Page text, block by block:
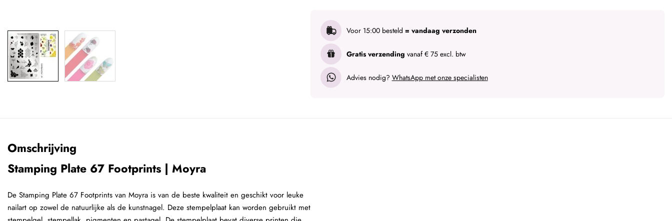
Voor 15:00 besteld = vandaag verzonden
Gratis verzending vanaf € 75 excl. btw
Advies nodig? WhatsApp met onze specialisten
Omschrijving
Stamping Plate 67 Footprints | Moyra
De Stamping Plate 67 Footprints van Moyra is van de beste kwaliteit en geschikt voor leuke
nailart op zowel de natuurlijke als de kunstnagel. Deze stempelplaat kan worden gebruikt met